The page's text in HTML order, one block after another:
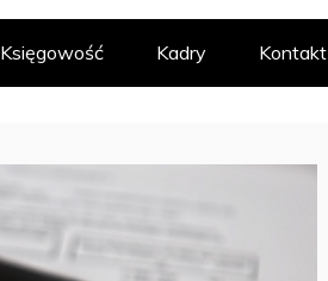
Księgowość Kadry Kontakt